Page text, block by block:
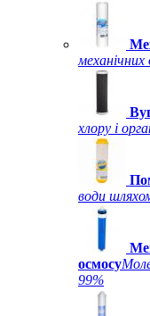
хлору і
води
осмосу
99%